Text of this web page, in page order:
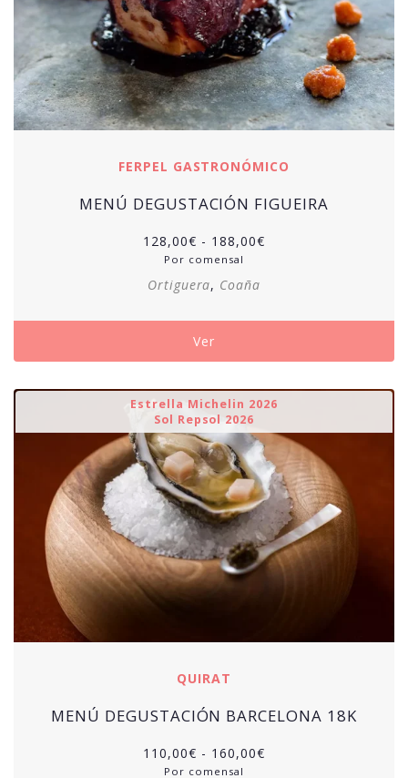
FERPEL GASTRONÓMICO
MENÚ DEGUSTACIÓN FIGUEIRA
128,00€ - 188,00€Rango
hasta
Por comensal
Ortiguera, Coaña
Ver
Estrella Michelin 2026
Sol Repsol 2026
QUIRAT
MENÚ DEGUSTACIÓN BARCELONA 18K
110,00€ - 160,00€Rango
Por comensal